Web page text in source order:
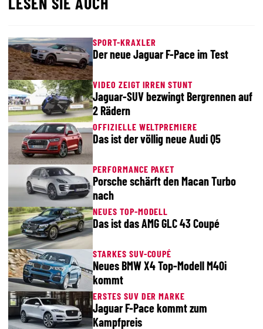
SPORT-KRAXLER
Der neue Jaguar F-Pace im Test
VIDEO ZEIGT IRREN STUNT
Jaguar-SUV bezwingt Bergrennen auf
2 Rädern
OFFIZIELLE WELTPREMIERE
Das ist der völlig neue Audi Q5
PERFORMANCE PAKET
Porsche schärft den Macan Turbo
nach
NEUES TOP-MODELL
Das ist das AMG GLC 43 Coupé
STARKES SUV-COUPÉ
Neues BMW X4 Top-Modell M40i
kommt
ERSTES SUV DER MARKE
Jaguar F-Pace kommt zum
Kampfpreis